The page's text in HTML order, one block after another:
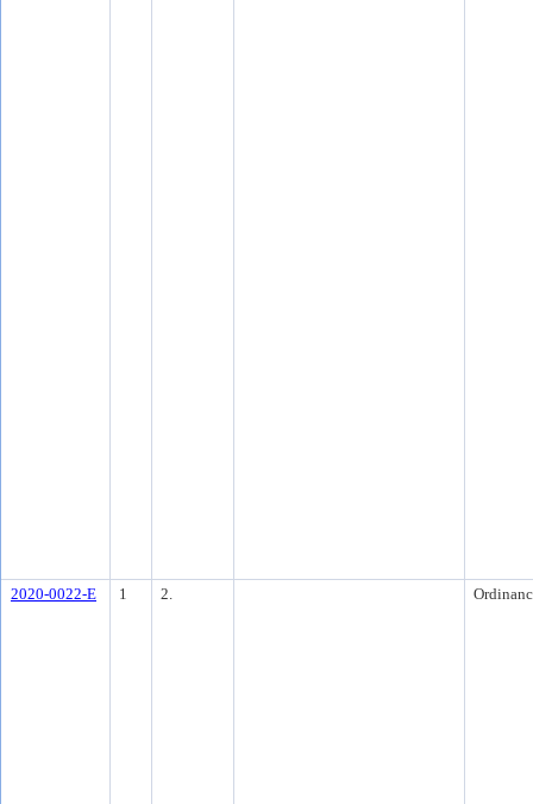
2020-0022-E 1 2.